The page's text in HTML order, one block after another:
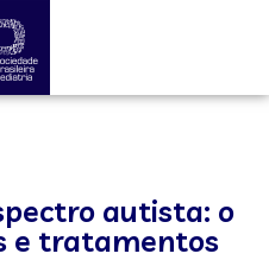
autista: o
e tratamentos